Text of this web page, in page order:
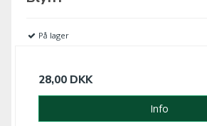
På lager
28,00 DKK
Info